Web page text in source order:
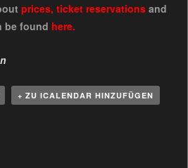
prices,ticket reservations and
be found here.
+ ZU ICALENDAR HINZUFÜGEN